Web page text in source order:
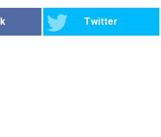
Twitter